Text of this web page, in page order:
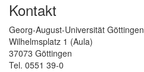
Kontakt
Georg-August-Universität Göttingen
Wilhelmsplatz 1 (Aula)
37073 Göttingen
Tel. 0551 39-0